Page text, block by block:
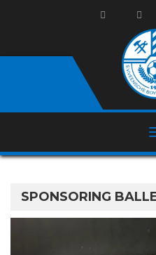
SPONSORING